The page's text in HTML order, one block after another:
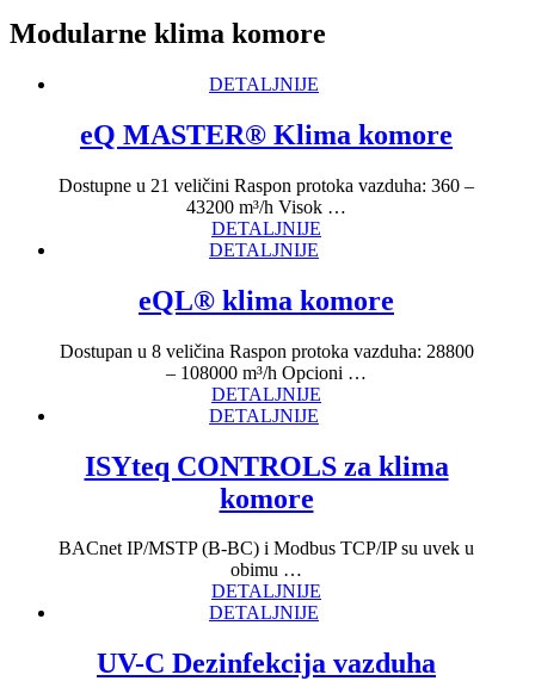
Modularne klima komore
DETALJNIJE
eQ MASTER® Klima komore
Dostupne u 21 veličini Raspon protoka vazduha: 360 –
43200 m³/h Visok …
DETALJNIJE
DETALJNIJE
eQL® klima komore
Dostupan u 8 veličina Raspon protoka vazduha: 28800
– 108000 m³/h Opcioni …
DETALJNIJE
DETALJNIJE
ISYteq CONTROLS za klima
komore
BACnet IP/MSTP (B-BC) i Modbus TCP/IP su uvek u
obimu …
DETALJNIJE
DETALJNIJE
UV-C Dezinfekcija vazduha